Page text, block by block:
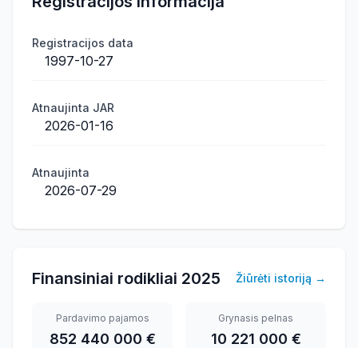
Registracijos data
1997-10-27
Atnaujinta JAR
2026-01-16
Atnaujinta
2026-07-29
Finansiniai rodikliai 2025 Žiūrėti istoriją →
Pardavimo pajamos
852 440 000 €
Grynasis pelnas
10 221 000 €